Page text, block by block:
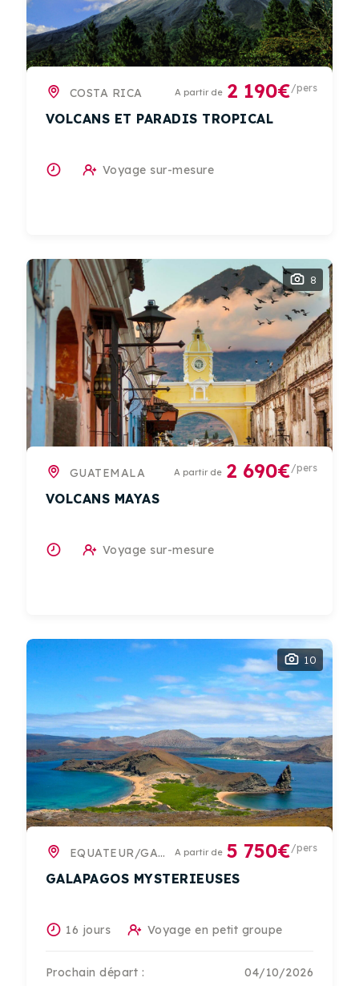
COSTA RICA A partir de 2 190€/pers
VOLCANS ET PARADIS TROPICAL
Voyage sur-mesure
8
GUATEMALA A partir de 2 690€/pers
VOLCANS MAYAS
Voyage sur-mesure
10
EQUATEUR/GALAPAGOS A partir de 5 750€/pers
GALAPAGOS MYSTERIEUSES
16 jours Voyage en petit groupe
Prochain départ : 04/10/2026